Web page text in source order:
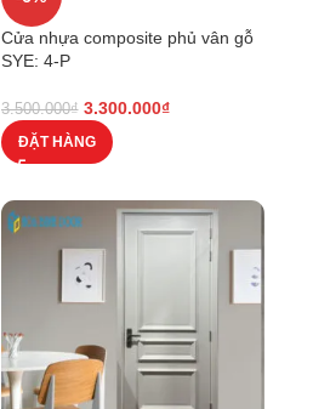
Cửa nhựa composite phủ vân gỗ
SYE: 4-P
3.500.000₫ 3.300.000₫
ĐẶT HÀNG